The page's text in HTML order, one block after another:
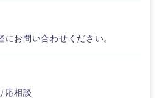
お問い合わせください。
応相談